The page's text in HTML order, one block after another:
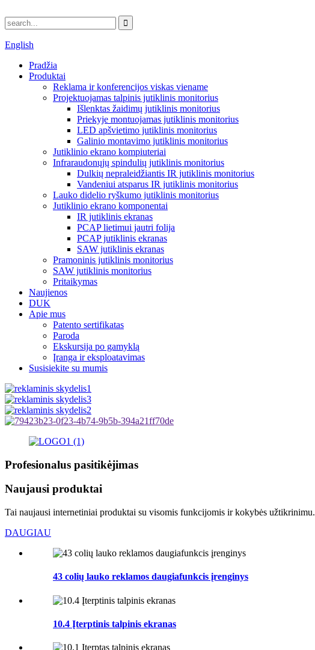
English
Pradžia
Produktai
Reklama ir konferencijos viskas viename
Projektuojamas talpinis jutiklinis monitorius
Išlenktas žaidimų jutiklinis monitorius
Priekyje montuojamas jutiklinis monitorius
LED apšvietimo jutiklinis monitorius
Galinio montavimo jutiklinis monitorius
Jutiklinio ekrano kompiuteriai
Infraraudonųjų spindulių jutiklinis monitorius
Dulkių nepraleidžiantis IR jutiklinis monitorius
Vandeniui atsparus IR jutiklinis monitorius
Lauko didelio ryškumo jutiklinis monitorius
Jutiklinio ekrano komponentai
IR jutiklinis ekranas
PCAP lietimui jautri folija
PCAP jutiklinis ekranas
SAW jutiklinis ekranas
Pramoninis jutiklinis monitorius
SAW jutiklinis monitorius
Pritaikymas
Naujienos
DUK
Apie mus
Patento sertifikatas
Paroda
Ekskursija po gamyklą
Įranga ir eksploatavimas
Susisiekite su mumis
Profesionalus pasitikėjimas
Naujausi produktai
Tai naujausi internetiniai produktai su visomis funkcijomis ir kokybės užtikrinimu.
DAUGIAU
43 colių lauko reklamos daugiafunkcis įrenginys
10.4 Įterptinis talpinis ekranas